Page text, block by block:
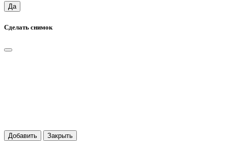
Да
Сделать снимок
Добавить Закрыть